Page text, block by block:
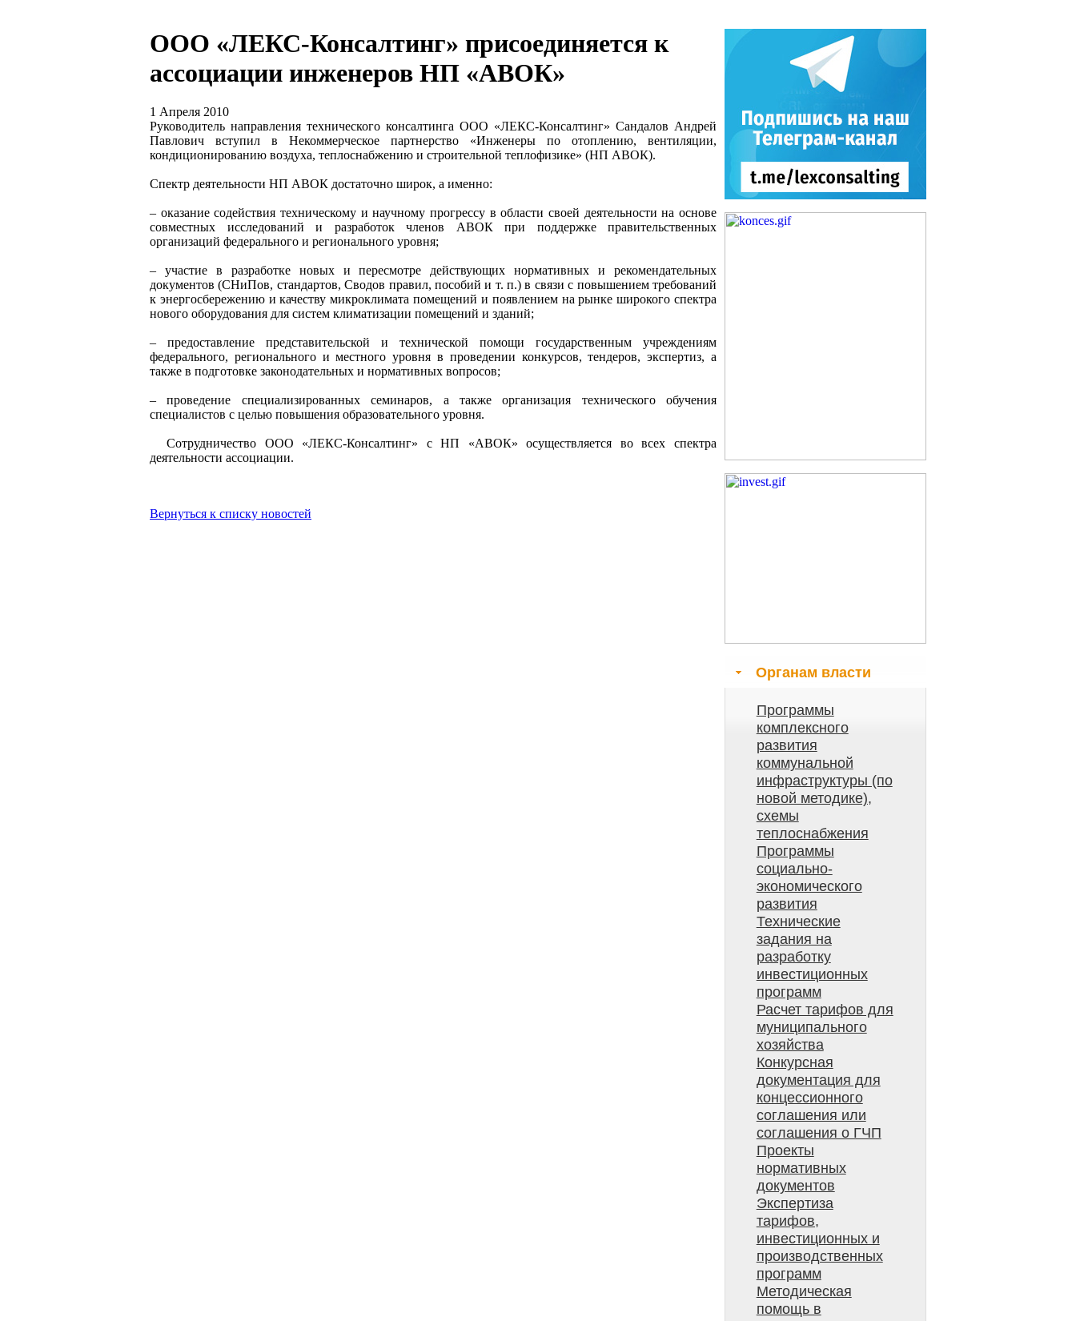
ООО «ЛЕКС-Консалтинг» присоединяется к
ассоциации инженеров НП «АВОК»
1 Апреля 2010
Руководитель направления технического консалтинга ООО «ЛЕКС-Консалтинг» Сандалов Андрей
Павлович вступил в Некоммерческое партнерство «Инженеры по отоплению, вентиляции,
кондиционированию воздуха, теплоснабжению и строительной теплофизике» (НП АВОК).
Спектр деятельности НП АВОК достаточно широк, а именно:
– оказание содействия техническому и научному прогрессу в области своей деятельности на основе
совместных исследований и разработок членов АВОК при поддержке правительственных
организаций федерального и регионального уровня;
– участие в разработке новых и пересмотре действующих нормативных и рекомендательных
документов (СНиПов, стандартов, Сводов правил, пособий и т. п.) в связи с повышением требований
к энергосбережению и качеству микроклимата помещений и появлением на рынке широкого спектра
нового оборудования для систем климатизации помещений и зданий;
– предоставление представительской и технической помощи государственным учреждениям
федерального, регионального и местного уровня в проведении конкурсов, тендеров, экспертиз, а
также в подготовке законодательных и нормативных вопросов;
– проведение специализированных семинаров, а также организация технического обучения
специалистов с целью повышения образовательного уровня.
Сотрудничество ООО «ЛЕКС-Консалтинг» с НП «АВОК» осуществляется во всех спектра
деятельности ассоциации.
Вернуться к списку новостей
Органам власти
Программы
комплексного
развития
коммунальной
инфраструктуры (по
новой методике),
схемы
теплоснабжения
Программы
социально-
экономического
развития
Технические
задания на
разработку
инвестиционных
программ
Расчет тарифов для
муниципального
хозяйства
Конкурсная
документация для
концессионного
соглашения или
соглашения о ГЧП
Проекты
нормативных
документов
Экспертиза
тарифов,
инвестиционных и
производственных
программ
Методическая
помощь в